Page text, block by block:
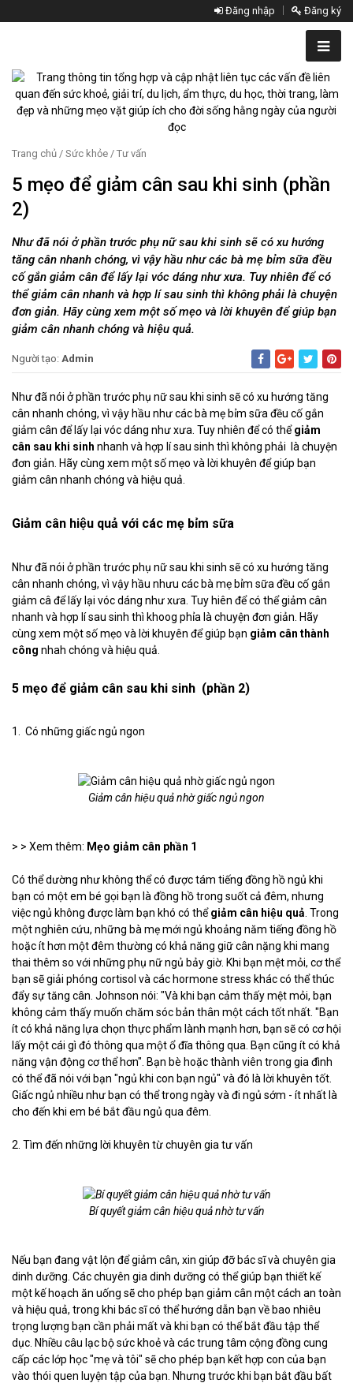
Đăng nhập Đăng ký
Trang chủ / Sức khỏe / Tư vấn
5 mẹo để giảm cân sau khi sinh (phần
2)
Như đã nói ở phần trước phụ nữ sau khi sinh sẽ có xu hướng
tăng cân nhanh chóng, vì vậy hầu như các bà mẹ bỉm sữa đều
cố gắn giảm cân để lấy lại vóc dáng như xưa. Tuy nhiên để có
thể giảm cân nhanh và hợp lí sau sinh thì không phải là chuyện
đơn giản. Hãy cùng xem một số mẹo và lời khuyên để giúp bạn
giảm cân nhanh chóng và hiệu quả.
Người tạo: Admin
Như đã nói ở phần trước phụ nữ sau khi sinh sẽ có xu hướng tăng
cân nhanh chóng, vì vậy hầu như các bà mẹ bỉm sữa đều cố gắn
giảm cân để lấy lại vóc dáng như xưa. Tuy nhiên để có thểgiảm
cân sau khi sinh nhanh và hợp lí sau sinh thì không phải là chuyện
đơn giản. Hãy cùng xem một số mẹo và lời khuyên để giúp bạn
giảm cân nhanh chóng và hiệu quả.
Giảm cân hiệu quả với các mẹ bỉm sữa
Như đã nói ở phần trước phụ nữ sau khi sinh sẽ có xu hướng tăng
cân nhanh chóng, vì vậy hầu nhưu các bà mẹ bỉm sữa đều cố gắn
giảm câ để lấy lại vóc dáng như xưa. Tuy hiên để có thể giảm cân
nhanh và hợp lí sau sinh thì khoog phỉa là chuyện đơn giản. Hãy
cùng xem một số mẹo và lời khuyên để giúp bạn giảm cân thành
công nhah chóng và hiệu quả.
5 mẹo để giảm cân sau khi sinh (phần 2)
1. Có những giấc ngủ ngon
Giảm cân hiệu quả nhờ giấc ngủ ngon
> > Xem thêm: Mẹo giảm cân phần 1
Có thể dường như không thể có được tám tiếng đồng hồ ngủ khi
bạn có một em bé gọi bạn là đồng hồ trong suốt cả đêm, nhưng
việc ngủ không được làm bạn khó có thểgiảm cân hiệu quả . Trong
một nghiên cứu, những bà mẹ mới ngủ khoảng năm tiếng đồng hồ
hoặc ít hơn một đêm thường có khả năng giữ cân nặng khi mang
thai thêm so với những phụ nữ ngủ bảy giờ. Khi bạn mệt mỏi, cơ thể
bạn sẽ giải phóng cortisol và các hormone stress khác có thể thúc
đẩy sự tăng cân. Johnson nói: "Và khi bạn cảm thấy mệt mỏi, bạn
không cảm thấy muốn chăm sóc bản thân một cách tốt nhất. "Bạn
ít có khả năng lựa chọn thực phẩm lành mạnh hơn, bạn sẽ có cơ hội
lấy một cái gì đó thông qua một ổ đĩa thông qua. Bạn cũng ít có khả
năng vận động cơ thể hơn". Bạn bè hoặc thành viên trong gia đình
có thể đã nói với bạn "ngủ khi con bạn ngủ" và đó là lời khuyên tốt.
Giấc ngủ nhiều như bạn có thể trong ngày và đi ngủ sớm - ít nhất là
cho đến khi em bé bắt đầu ngủ qua đêm.
2. Tìm đến những lời khuyên từ chuyên gia tư vấn
Bí quyết giảm cân hiệu quả nhờ tư vấn
Nếu bạn đang vật lộn để giảm cân, xin giúp đỡ bác sĩ và chuyên gia
dinh dưỡng. Các chuyên gia dinh dưỡng có thể giúp bạn thiết kế
một kế hoạch ăn uống sẽ cho phép bạn giảm cân một cách an toàn
và hiệu quả, trong khi bác sĩ có thể hướng dẫn bạn về bao nhiêu
trọng lượng bạn cần phải mất và khi bạn có thể bắt đầu tập thể
dục. Nhiều câu lạc bộ sức khoẻ và các trung tâm cộng đồng cung
cấp các lớp học "mẹ và tôi" sẽ cho phép bạn kết hợp con của bạn
vào thói quen luyện tập của bạn. Nhưng trước khi bạn bắt đầu bất